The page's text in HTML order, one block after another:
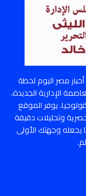
أخبار مصر اليوم لحظة
الإدارية الجديدة،
يوفر الموقع
وتحليلات دقيقة
وجهتك الأولى